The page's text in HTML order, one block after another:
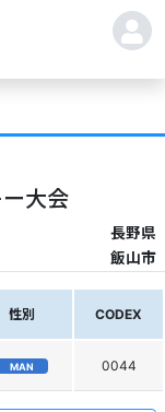
大会
長野県
飯山市
性別 CODEX
MAN 0044